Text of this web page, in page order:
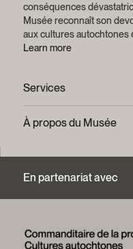
conséquences
Musée reconnaît son
aux cultures autochtones
Learn more
Services
Salle de presse
Nous joindre
Centre d’archives et de
Services
À propos du Musée
Mot de la présidente
En partenariat avec